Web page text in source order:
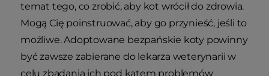
temat tego, co zrobić, aby kot wrócił do zdrowia.
Mogą Cię poinstruować, aby go przynieść, jeśli to
możliwe. Adoptowane bezpańskie koty powinny
być zawsze zabierane do lekarza weterynarii w
celu zbadania ich pod kątem problemów